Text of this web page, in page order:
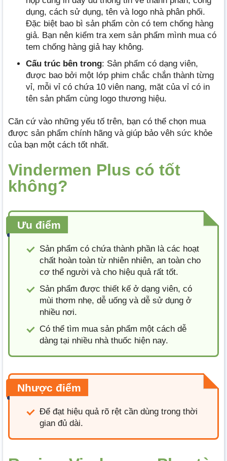
dụng, cách sử dụng, tên và logo nhà phân phối.
Đặc biệt bao bì sản phẩm còn có tem chống hàng
giả. Bạn nên kiểm tra xem sản phẩm mình mua có
tem chống hàng giả hay không.
Cấu trúc bên trong: Sản phẩm có dạng viên,
được bao bởi một lớp phim chắc chắn thành từng
vỉ, mỗi vỉ có chứa 10 viên nang, mặt của vỉ có in
tên sản phẩm cùng logo thương hiệu.
Căn cứ vào những yếu tố trên, bạn có thể chọn mua
được sản phẩm chính hãng và giúp bảo vêh sức khỏe
của bạn một cách tốt nhất.
Vindermen Plus có tốt
không?
Ưu điểm
Sản phẩm có chứa thành phần là các hoạt
chất hoàn toàn từ nhiên nhiên, an toàn cho
cơ thể người và cho hiệu quả rất tốt.
Sản phẩm được thiết kế ở dạng viên, có
mùi thơm nhẹ, dễ uống và dễ sử dụng ở
nhiều nơi.
Có thể tìm mua sản phẩm một cách dễ
dàng tại nhiều nhà thuốc hiện nay.
Nhược điểm
Để đạt hiệu quả rõ rệt cần dùng trong thời
gian đủ dài.